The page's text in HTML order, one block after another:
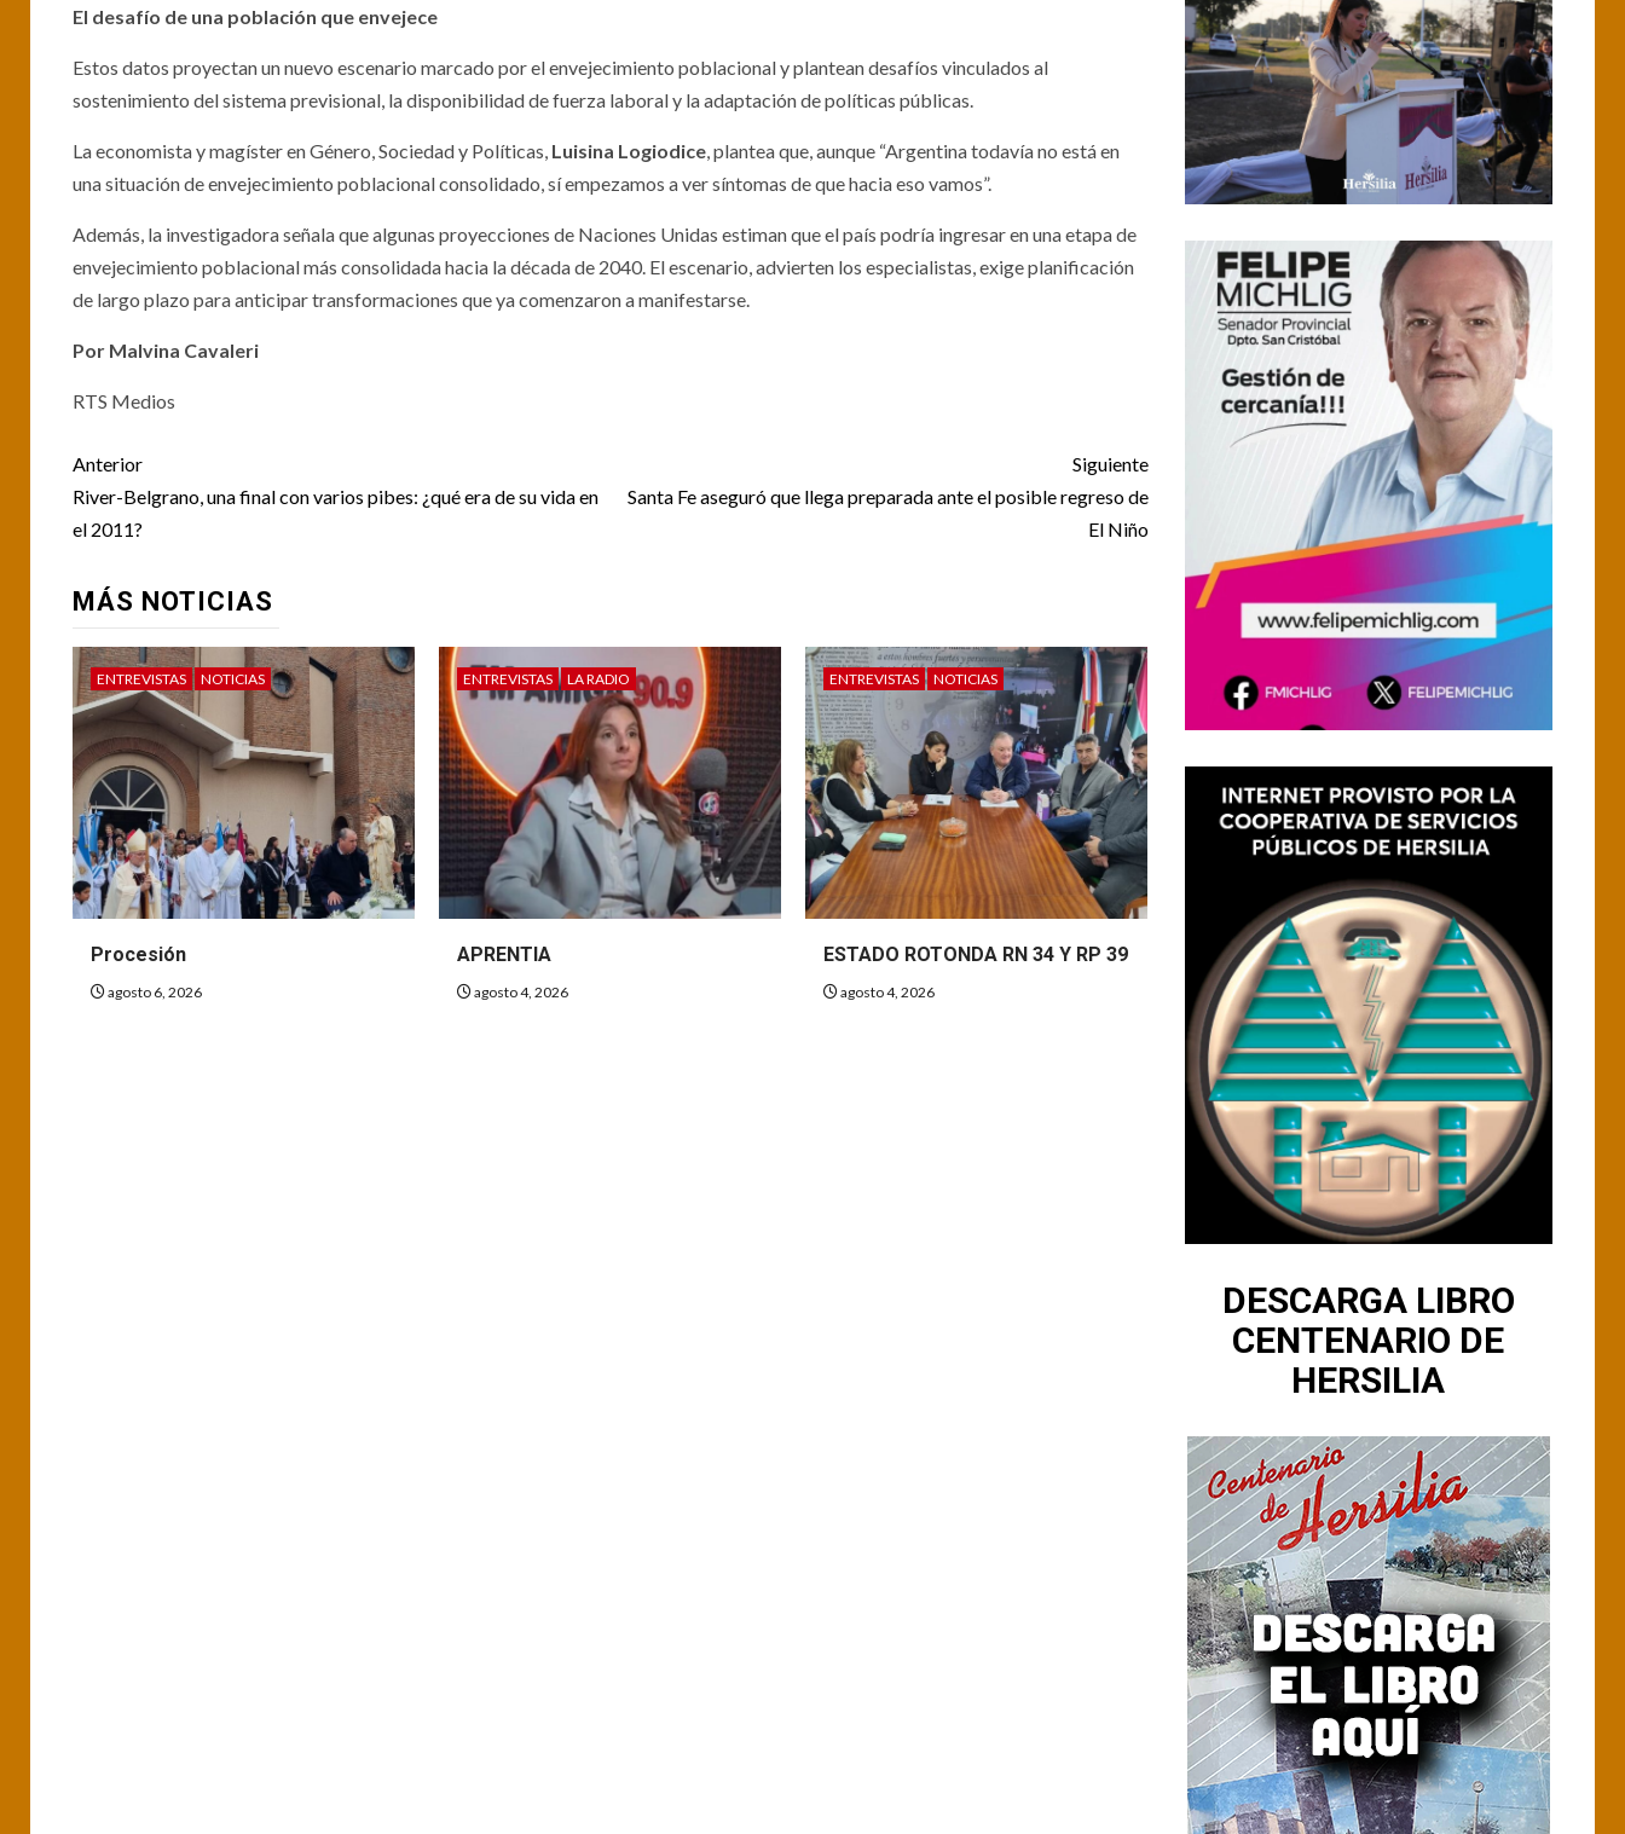
El desafío de una población que envejece
Estos datos proyectan un nuevo escenario marcado por el envejecimiento poblacional y plantean desafíos vinculados al
sostenimiento del sistema previsional, la disponibilidad de fuerza laboral y la adaptación de políticas públicas.
La economista y magíster en Género, Sociedad y Políticas, Luisina Logiodice, plantea que, aunque “Argentina todavía no está en
una situación de envejecimiento poblacional consolidado, sí empezamos a ver síntomas de que hacia eso vamos”.
Además, la investigadora señala que algunas proyecciones de Naciones Unidas estiman que el país podría ingresar en una etapa de
envejecimiento poblacional más consolidada hacia la década de 2040. El escenario, advierten los especialistas, exige planificación
de largo plazo para anticipar transformaciones que ya comenzaron a manifestarse.
Por Malvina Cavaleri
RTS Medios
Post
navigation
Anterior
River-Belgrano, una final con varios pibes: ¿qué era de su vida en
el 2011?
Siguiente
Santa Fe aseguró que llega preparada ante el posible regreso de
El Niño
MÁS NOTICIAS
ENTREVISTAS NOTICIAS
Procesión
agosto 6, 2026
ENTREVISTAS LA RADIO
APRENTIA
agosto 4, 2026
ENTREVISTAS NOTICIAS
ESTADO ROTONDA RN 34 Y RP 39
agosto 4, 2026
DESCARGA LIBRO
CENTENARIO DE
HERSILIA